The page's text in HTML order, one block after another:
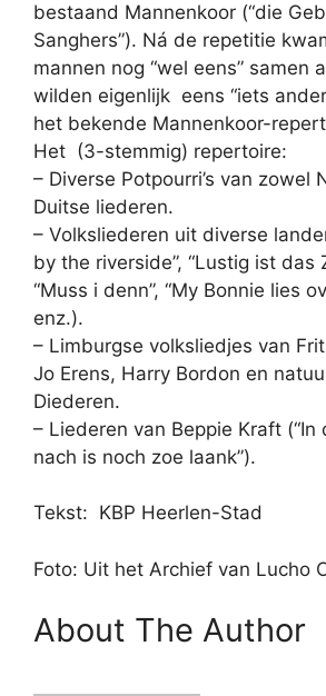
bestaand Mannenkoor (“die
Sanghers”). Ná de repetitie
mannen nog “wel eens” samen
wilden eigenlijk eens “iets
het bekende Mannenkoor-
Het (3-stemmig) repertoire:
– Diverse Potpourri’s van zowel
Duitse liederen.
– Volksliederen uit diverse
by the riverside”, “Lustig ist das
“Muss i denn”, “My Bonnie lies
enz.).
– Limburgse volksliedjes van
Jo Erens, Harry Bordon en
Diederen.
– Liederen van Beppie Kraft (“In
nach is noch zoe laank”).
Tekst: KBP Heerlen-Stad
Foto: Uit het Archief van Lucho
About The Author